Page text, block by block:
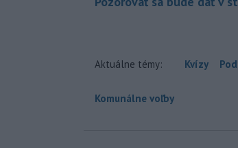
Aktuálne témy: Kvízy
Komunálne voľby